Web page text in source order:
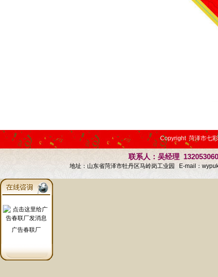
Copyright 菏泽市七
联系人：吴经理
地址：山东省菏泽市牡丹区马岭岗工业园 E-mail：
广告春联厂